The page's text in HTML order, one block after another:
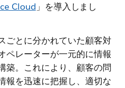
Cloud 」を導入しまし
ごとに分かれていた顧客対
ペレーターが一元的に情報
築。これにより、顧客の問
報を迅速に把握し、適切な